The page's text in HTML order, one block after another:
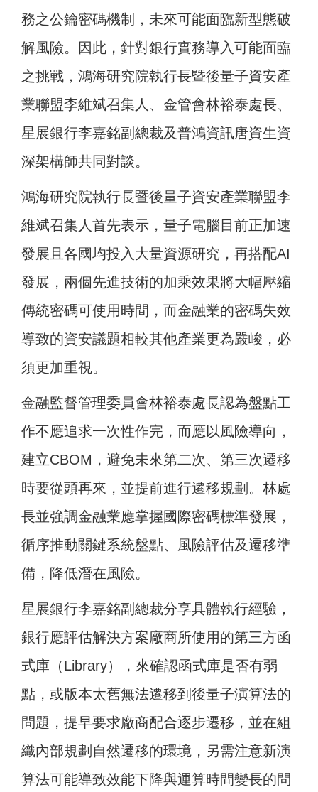
務之公鑰密碼機制，未來可能面臨新型態破
解風險。因此，針對銀行實務導入可能面臨
之挑戰，鴻海研究院執行長暨後量子資安產
業聯盟李維斌召集人、金管會林裕泰處長、
星展銀行李嘉銘副總裁及普鴻資訊唐資生資
深架構師共同對談。
鴻海研究院執行長暨後量子資安產業聯盟李
維斌召集人首先表示，量子電腦目前正加速
發展且各國均投入大量資源研究，再搭配AI
發展，兩個先進技術的加乘效果將大幅壓縮
傳統密碼可使用時間，而金融業的密碼失效
導致的資安議題相較其他產業更為嚴峻，必
須更加重視。
金融監督管理委員會林裕泰處長認為盤點工
作不應追求一次性作完，而應以風險導向，
建立CBOM，避免未來第二次、第三次遷移
時要從頭再來，並提前進行遷移規劃。林處
長並強調金融業應掌握國際密碼標準發展，
循序推動關鍵系統盤點、風險評估及遷移準
備，降低潛在風險。
星展銀行李嘉銘副總裁分享具體執行經驗，
銀行應評估解決方案廠商所使用的第三方函
式庫（Library），來確認函式庫是否有弱
點，或版本太舊無法遷移到後量子演算法的
問題，提早要求廠商配合逐步遷移，並在組
織內部規劃自然遷移的環境，另需注意新演
算法可能導致效能下降與運算時間變長的問